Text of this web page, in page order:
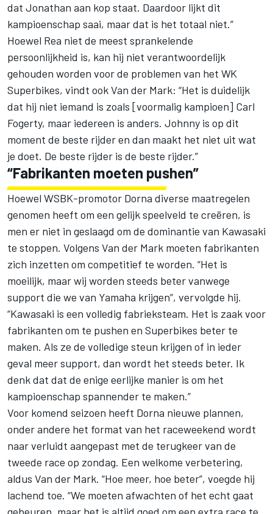
dat Jonathan aan kop staat. Daardoor lijkt dit
kampioenschap saai, maar dat is het totaal niet.”
Hoewel Rea niet de meest sprankelende
persoonlijkheid is, kan hij niet verantwoordelijk
gehouden worden voor de problemen van het WK
Superbikes, vindt ook Van der Mark: “Het is duidelijk
dat hij niet iemand is zoals [voormalig kampioen] Carl
Fogerty, maar iedereen is anders. Johnny is op dit
moment de beste rijder en dan maakt het niet uit wat
je doet. De beste rijder is de beste rijder.”
“Fabrikanten moeten pushen”
Hoewel WSBK-promotor Dorna diverse maatregelen
genomen heeft om een gelijk speelveld te creëren, is
men er niet in geslaagd om de dominantie van Kawasaki
te stoppen. Volgens Van der Mark moeten fabrikanten
zich inzetten om competitief te worden. “Het is
moeilijk, maar wij worden steeds beter vanwege
support die we van Yamaha krijgen”, vervolgde hij.
“Kawasaki is een volledig fabrieksteam. Het is zaak voor
fabrikanten om te pushen en Superbikes beter te
maken. Als ze de volledige steun krijgen of in ieder
geval meer support, dan wordt het steeds beter. Ik
denk dat dat de enige eerlijke manier is om het
kampioenschap spannender te maken.”
Voor komend seizoen heeft Dorna nieuwe plannen,
onder andere het format van het raceweekend wordt
naar verluidt aangepast met de terugkeer van de
tweede race op zondag. Een welkome verbetering,
aldus Van der Mark. “Hoe meer, hoe beter”, voegde hij
lachend toe. “We moeten afwachten of het echt gaat